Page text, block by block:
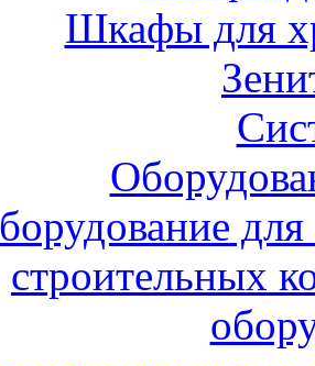
Шкафы для
строительных